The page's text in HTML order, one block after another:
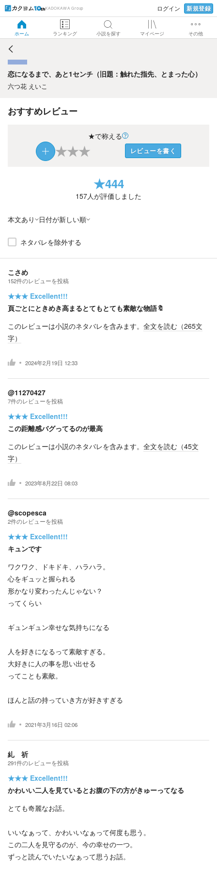
KADOKAWA Group ログイン 新規登録
ホーム ランキング 小説を探す マイページ その他
恋になるまで、あと1センチ（旧題：触れた指先、とまった
心）
恋になるまで、あと1センチ（旧題：触れた指先、とまった心）
六つ花 えいこ
おすすめレビュー
★で称える
★★★ レビューを書く
★444
157人が評価しました
本文あり 日付が新しい順
ネタバレを除外する
こさめ
152件のレビューを投稿
★★★ Excellent!!!
頁ごとにときめき高まるとてもとても素敵な物語🔖
このレビューは小説のネタバレを含みます。 全文を読む（265文
字）
2024年2月19日 12:33
@11270427
7件のレビューを投稿
★★★ Excellent!!!
この距離感バグってるのが最高
このレビューは小説のネタバレを含みます。 全文を読む（45文
字）
2023年8月22日 08:03
@scopesca
2件のレビューを投稿
★★★ Excellent!!!
キュンです
ワクワク、ドキドキ、ハラハラ。
心をギュッと握られる
形かなり変わったんじゃない？
ってくらい
ギュンギュン幸せな気持ちになる
人を好きになるって素敵すぎる。
大好きに人の事を思い出せる
ってことも素敵。
ほんと話の持っていき方が好きすぎる
2021年3月16日 02:06
糺 祈
291件のレビューを投稿
★★★ Excellent!!!
かわいい二人を見ているとお腹の下の方がきゅーってなる
とても奇麗なお話。
いいなぁって、かわいいなぁって何度も思う。
この二人を見守るのが、今の幸せの一つ。
ずっと読んでいたいなぁって思うお話。